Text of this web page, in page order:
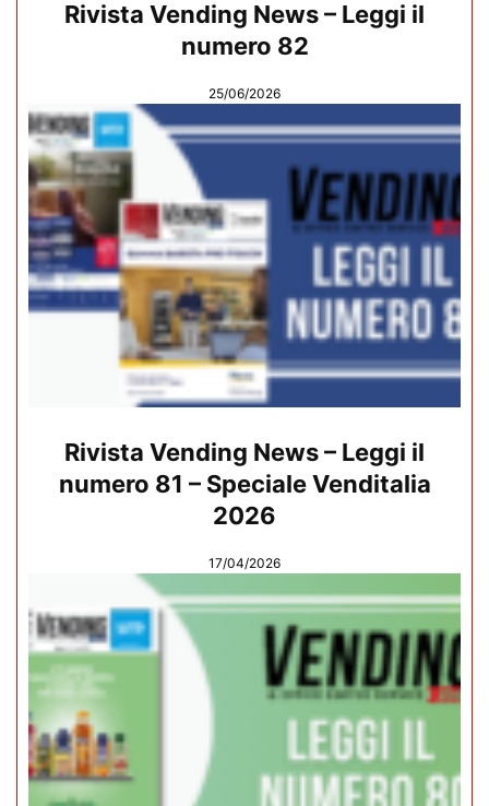
Rivista Vending News – Leggi il
numero 82
25/06/2026
Rivista Vending News – Leggi il
numero 81 – Speciale Venditalia
2026
17/04/2026